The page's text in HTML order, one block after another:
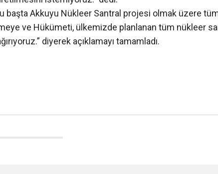
başta Akkuyu Nükleer Santral projesi olmak üzere
ve Hükümeti, ülkemizde planlanan tüm nükleer
diyerek açıklamayı tamamladı.